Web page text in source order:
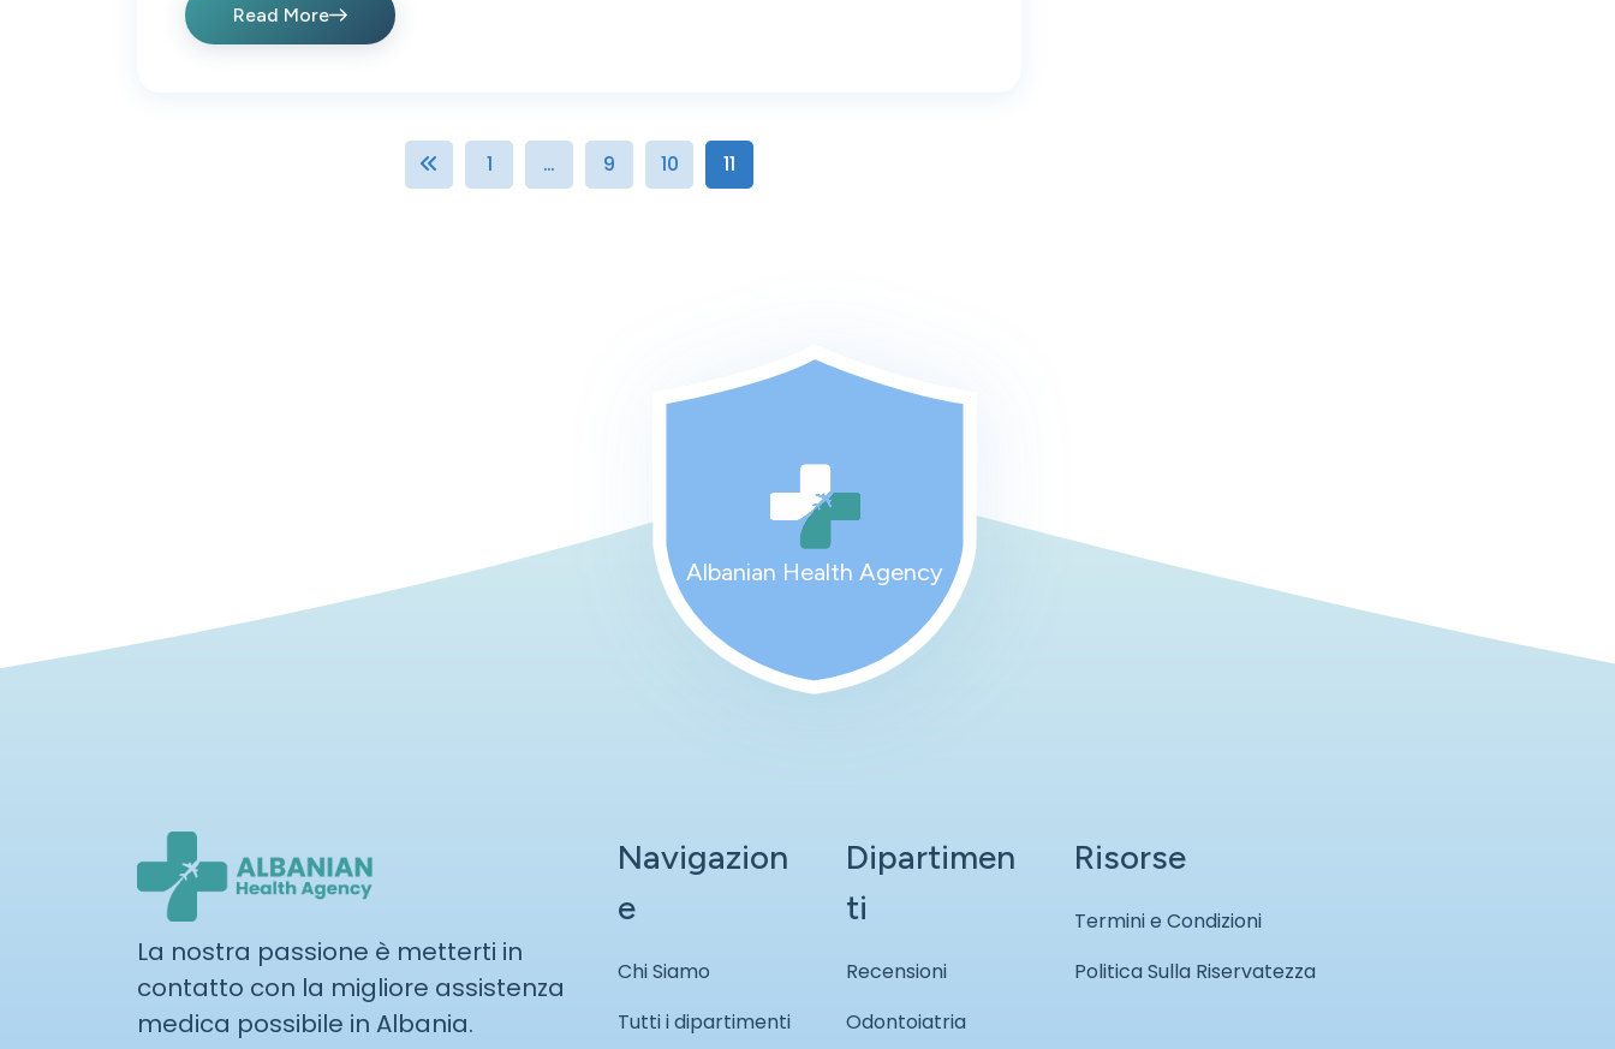
Read More
1 … 9 10 11
Albanian Health Agency
La nostra passione è metterti in
contatto con la migliore assistenza
medica possibile in Albania.
Navigazion
e
Chi Siamo
Tutti i dipartimenti
Dipartimen
ti
Recensioni
Odontoiatria
Risorse
Termini e Condizioni
Politica Sulla Riservatezza